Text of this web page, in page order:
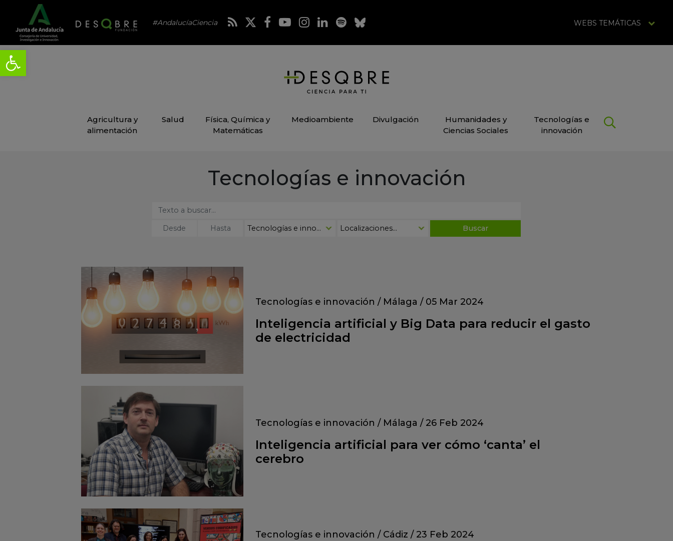
#AndalucíaCiencia WEBS TEMÁTICAS
Agricultura y
alimentación
Salud
Física, Química y
Matemáticas
Medioambiente Divulgación
Humanidades y
Ciencias Sociales
Tecnologías e
innovación
Tecnologías e innovación
Tecnologías e innovación / Málaga / 05 Mar 2024
Inteligencia artificial y Big Data para reducir el gasto
de electricidad
Tecnologías e innovación / Málaga / 26 Feb 2024
Inteligencia artificial para ver cómo ‘canta’ el
cerebro
Tecnologías e innovación / Cádiz / 23 Feb 2024